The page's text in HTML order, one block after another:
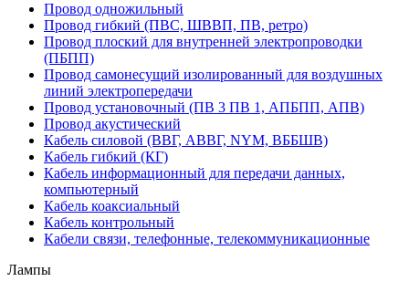
Провод одножильный
Провод гибкий (ПВС, ШВВП, ПВ, ретро)
Провод плоский для внутренней электропроводки
(ПБПП)
Провод самонесущий изолированный для воздушных
линий электропередачи
Провод установочный (ПВ 3 ПВ 1, АПБПП, АПВ)
Провод акустический
Кабель силовой (ВВГ, АВВГ, NYM, ВББШВ)
Кабель гибкий (КГ)
Кабель информационный для передачи данных,
компьютерный
Кабель коаксиальный
Кабель контрольный
Кабели связи, телефонные, телекоммуникационные
Лампы